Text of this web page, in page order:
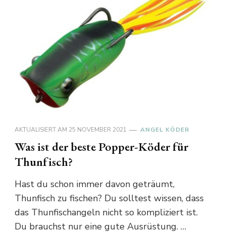
AKTUALISIERT AM 25 NOVEMBER 2021 ANGEL KÖDER
Was ist der beste Popper-Köder für
Thunfisch?
Hast du schon immer davon geträumt,
Thunfisch zu fischen? Du solltest wissen, dass
das Thunfischangeln nicht so kompliziert ist.
Du brauchst nur eine gute Ausrüstung. …